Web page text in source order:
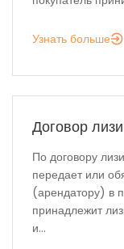
Узнать больше
Договор
По договору
передает или
(арендатору) в
принадлежит
и...